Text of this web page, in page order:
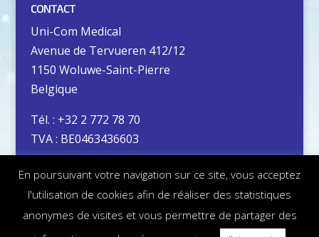
CONTACT
Uni-Com Medical
Avenue de Tervueren 412/12
1150 Woluwe-Saint-Pierre
Belgique
Tél. : +32 2 772 78 70
TVA : BE0463436603
Vie privée
Mentions légales
En poursuivant votre navigation sur ce site, vous acceptez
l'utilisation de cookies afin de réaliser des statistiques
anonymes de visites et vous permettre de partager des